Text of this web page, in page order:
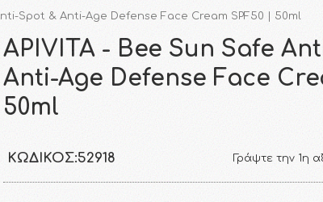
Spot & Anti-Age Defense Face Cream SPF50 | 50ml
APIVITA - Bee Sun Safe
Anti-Age Defense Face
50ml
ΚΩΔΙΚΌΣ:52918 Γράψτε την 1η